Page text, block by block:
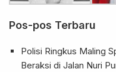
Pos-pos Terbaru
Polisi Ringkus Maling
Beraksi di Jalan Nuri